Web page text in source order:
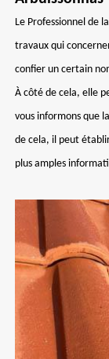
Le Professionnel de
travaux qui
confier un certain
À côté de cela, elle
vous informons que
de cela, il peut
plus amples